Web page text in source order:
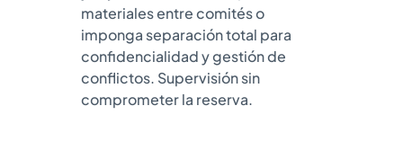
materiales entre comités o
imponga separación total para
confidencialidad y gestión de
conflictos. Supervisión sin
comprometer la reserva.